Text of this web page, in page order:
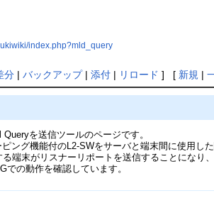
index.php?mld_query
分| バックアップ| 添付| リロード ] [ 新規 |
を送信ツールのページです。
ピング機能付のL2-SWをサーバと端末間に使用
端末がリスナーリポートを送信することになり
での動作を確認しています。